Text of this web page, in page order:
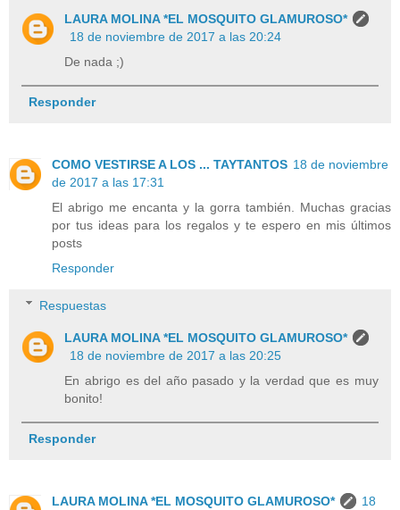
LAURA MOLINA *EL MOSQUITO GLAMUROSO*
18 de noviembre de 2017 a las 20:24
De nada ;)
Responder
COMO VESTIRSE A LOS ... TAYTANTOS 18 de noviembre
de 2017 a las 17:31
El abrigo me encanta y la gorra también. Muchas gracias
por tus ideas para los regalos y te espero en mis últimos
posts
Responder
Respuestas
LAURA MOLINA *EL MOSQUITO GLAMUROSO*
18 de noviembre de 2017 a las 20:25
En abrigo es del año pasado y la verdad que es muy
bonito!
Responder
LAURA MOLINA *EL MOSQUITO GLAMUROSO*
18